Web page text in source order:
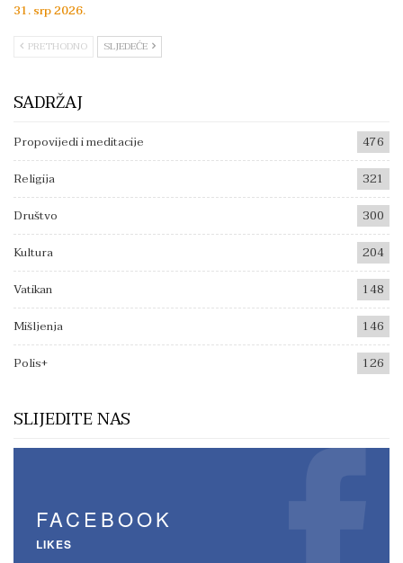
31. srp 2026.
PRETHODNO SLJEDEĆE
SADRŽAJ
Propovijedi i meditacije
476
Religija
321
Društvo
300
Kultura
204
Vatikan
148
Mišljenja
146
Polis+
126
SLIJEDITE NAS
FACEBOOK
LIKES